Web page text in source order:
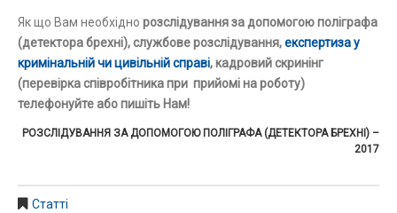
Як що Вам необхідно розслідування за допомогою поліграфа
(детектора брехні), службове розслідування,експертиза у
кримінальній чи цивільній справі, кадровий скринінг
(перевірка співробітника при прийомі на роботу)
телефонуйте або пишіть Нам!
РОЗСЛІДУВАННЯ ЗА ДОПОМОГОЮ ПОЛІГРАФА (ДЕТЕКТОРА БРЕХНІ) –
2017
Статті